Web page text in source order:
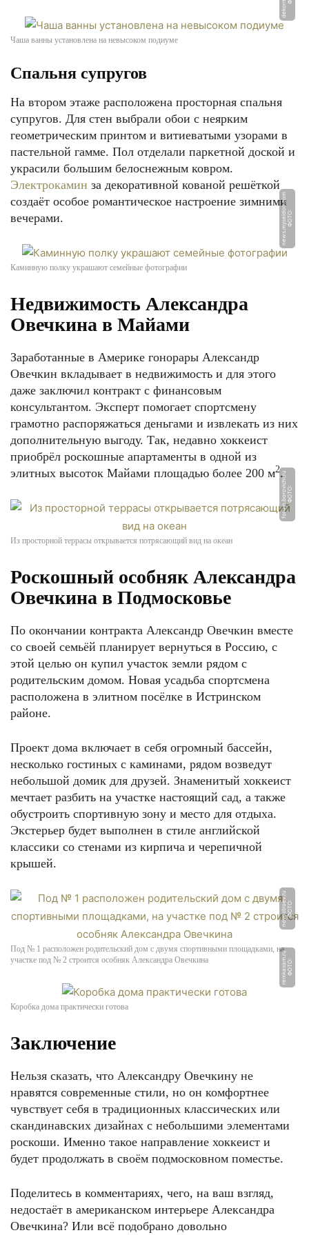
ФОТО: psyshit.ru
Чаша ванны установлена на невысоком подиуме
Спальня супругов
На втором этаже расположена просторная спальня
супругов. Для стен выбрали обои с неярким
геометрическим принтом и витиеватыми узорами в
пастельной гамме. Пол отделали паркетной доской и
украсили большим белоснежным ковром.
Электрокамин за декоративной кованой решёткой
создаёт особое романтическое настроение зимними
вечерами.
Ф
О
Т
О:
n
e
w
s.
m
y
s
el
d
o
n.
c
o
m
Каминную полку украшают семейные фотографии
Недвижимость Александра
Овечкина в Майами
Заработанные в Америке гонорары Александр
Овечкин вкладывает в недвижимость и для этого
даже заключил контракт с финансовым
консультантом. Эксперт помогает спортсмену
грамотно распоряжаться деньгами и извлекать из них
дополнительную выгоду. Так, недавно хоккеист
приобрёл роскошные апартаменты в одной из
элитных высоток Майами площадью более 200 м2.
Ф
О
Т
О:
f
o
r
u
m.
b
o
r
o
vi
c
hi.
r
u
Из просторной террасы открывается потрясающий вид на океан
Роскошный особняк Александра
Овечкина в Подмосковье
По окончании контракта Александр Овечкин вместе
со своей семьёй планирует вернуться в Россию, с
этой целью он купил участок земли рядом с
родительским домом. Новая усадьба спортсмена
расположена в элитном посёлке в Истринском
районе.
Проект дома включает в себя огромный бассейн,
несколько гостиных с каминами, рядом возведут
небольшой домик для друзей. Знаменитый хоккеист
мечтает разбить на участке настоящий сад, а также
обустроить спортивную зону и место для отдыха.
Экстерьер будет выполнен в стиле английской
классики со стенами из кирпича и черепичной
крышей.
Ф
О
Т
О:
n
o
v
o
s
t
r
o
e
v.
r
u
Под № 1 расположен родительский дом с двумя спортивными площадками, на
участке под № 2 строится особняк Александра Овечкина
Ф
О
Т
О:
r
e
m
k
a
s
a
m.
r
u
Коробка дома практически готова
Заключение
Нельзя сказать, что Александру Овечкину не
нравятся современные стили, но он комфортнее
чувствует себя в традиционных классических или
скандинавских дизайнах с небольшими элементами
роскоши. Именно такое направление хоккеист и
будет продолжать в своём подмосковном поместье.
Поделитесь в комментариях, чего, на ваш взгляд,
недостаёт в американском интерьере Александра
Овечкина? Или всё подобрано довольно